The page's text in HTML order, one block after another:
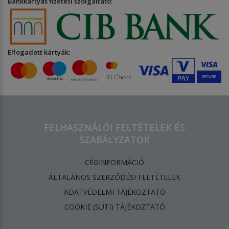
Elfogadott kártyák:
FELHASZNÁLÓI FELTÉTELEK ÉS
SZABÁLYZATOK
CÉGINFORMÁCIÓ
ÁLTALÁNOS SZERZŐDÉSI FELTÉTELEK
ADATVÉDELMI TÁJÉKOZTATÓ
​COOKIE (SÜTI) TÁJÉKOZTATÓ